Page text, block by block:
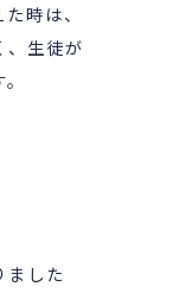
時は、
、生徒が
した